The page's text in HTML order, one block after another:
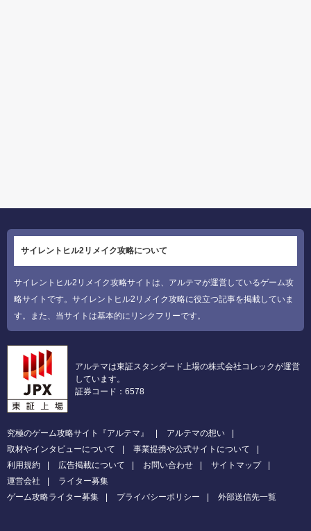
サイレントヒル2リメイク攻略について
サイレントヒル2リメイク攻略サイトは、アルテマが運営しているゲーム攻
略サイトです。サイレントヒル2リメイク攻略に役立つ記事を掲載していま
す。また、当サイトは基本的にリンクフリーです。
アルテマは東証スタンダード上場の株式会社コレックが運営
しています。
証券コード：6578
究極のゲーム攻略サイト『アルテマ』
アルテマの想い
取材やインタビューについて
事業提携や公式サイトについて
利用規約
広告掲載について お問い合わせ
サイトマップ
運営会社
ライター募集
ゲーム攻略ライター募集
プライバシーポリシー 外部送信先一覧